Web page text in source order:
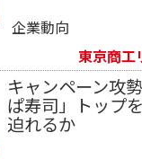
企業動向
東京商工
キャンペーン攻
ぱ寿司」トップ
迫れるか